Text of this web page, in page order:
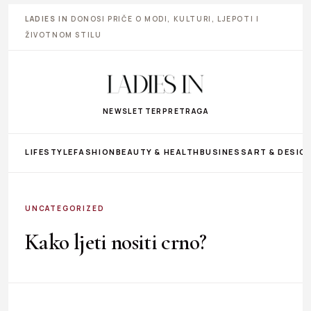
LADIES IN DONOSI PRIČE O MODI, KULTURI, LJEPOTI I
ŽIVOTNOM STILU
NEWSLETTER PRETRAGA
LIFESTYLEFASHIONBEAUTY & HEALTHBUSINESS ART &
UNCATEGORIZED
Kako ljeti nositi crno?